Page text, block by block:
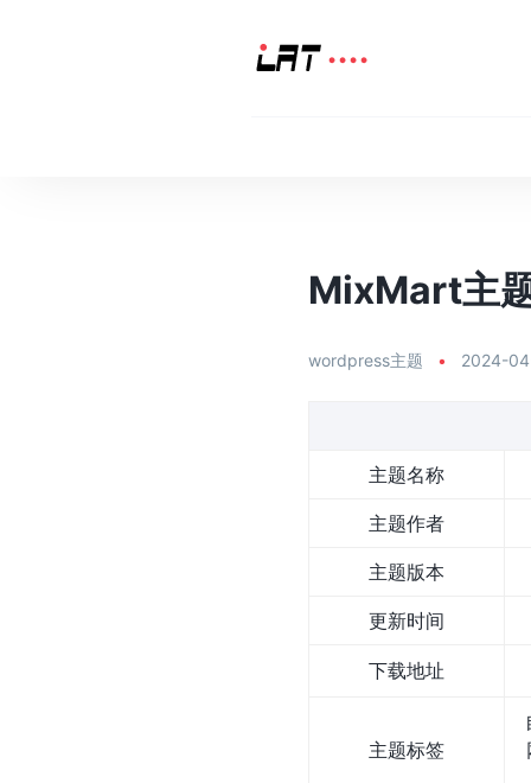
MixMart主
wordpress主题 • 2024-
主题名称
主题作者
主题版本
更新时间
下载地址
主题标签